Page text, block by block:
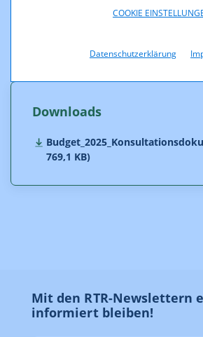
COOKIE
Datenschutzerklärung
RTR veröffentlicht.
Downloads
769,1 KB)
Mit den RTR-Newslettern
informiert bleiben!